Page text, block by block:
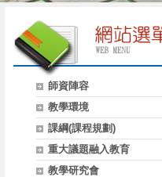
師資陣容
教學環境
課綱(課程規劃)
重大議題融入教育
教學研究會